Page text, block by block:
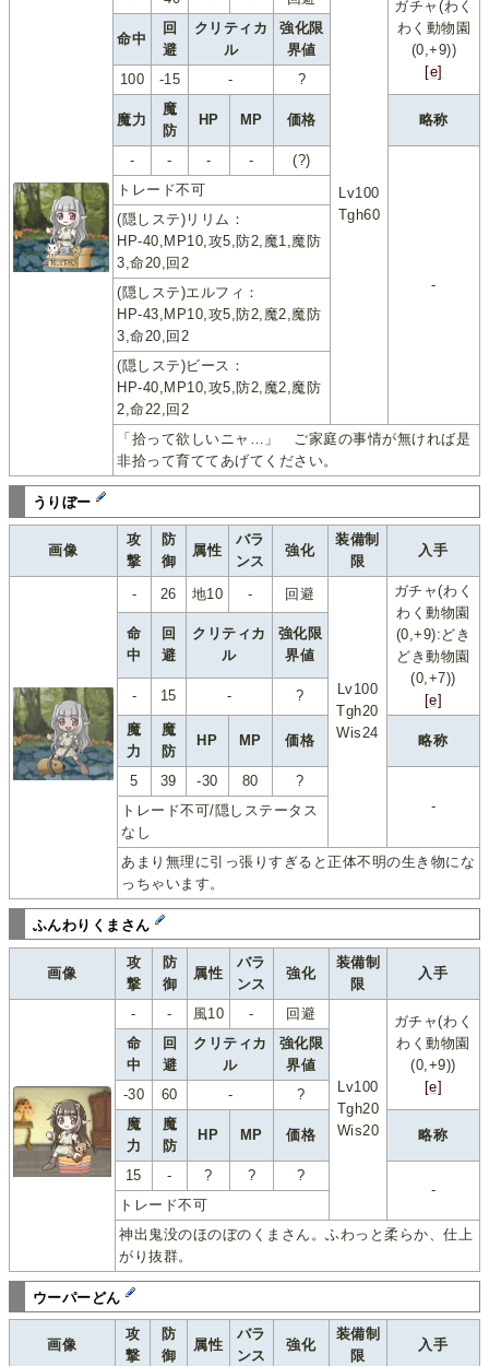
Lv100
Tgh60
ガチャ(わく
わく動物園
(0,+9))
[e]
命中
回
避
クリティカ
ル
強化限
界値
100
-15 - ?
魔力
魔
防
HP MP 価格 略称
- - - - (?)
-
トレード不可
(隠しステ)リリム：
HP-40,MP10,攻5,防2,魔1,魔防
3,命20,回2
(隠しステ)エルフィ：
HP-43,MP10,攻5,防2,魔2,魔防
3,命20,回2
(隠しステ)ビース：
HP-40,MP10,攻5,防2,魔2,魔防
2,命22,回2
「拾って欲しいニャ…」 ご家庭の事情が無ければ是
非拾って育ててあげてください。
うりぼー
画像
攻
撃
防
御
属性
バラ
ンス
強化
装備制
限
入手
- 26 地10 - 回避
Lv100
Tgh20
Wis24
ガチャ(わく
わく動物園
(0,+9):どき
どき動物園
(0,+7))
[e]
命
中
回
避
クリティカ
ル
強化限
界値
- 15 - ?
魔
力
魔
防
HP MP 価格 略称
5 39 -30 80
?
-
トレード不可/隠しステータス
なし
あまり無理に引っ張りすぎると正体不明の生き物にな
っちゃいます。
ふんわりくまさん
画像
攻
撃
防
御
属性
バラ
ンス
強化
装備制
限
入手
- - 風10 - 回避
Lv100
Tgh20
Wis20
ガチャ(わく
わく動物園
(0,+9))
[e]
命
中
回
避
クリティカ
ル
強化限
界値
-30
60 -
?
魔
力
魔
防
HP MP 価格 略称
15 - ? ?
?
-
トレード不可
神出鬼没のほのぼのくまさん。ふわっと柔らか、仕上
がり抜群。
ウーパーどん
画像
攻
撃
防
御
属性
バラ
ンス
強化
装備制
限
入手